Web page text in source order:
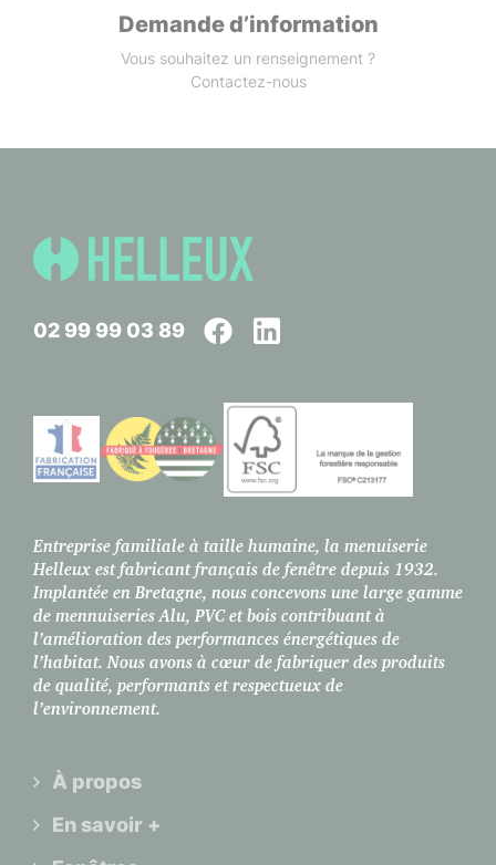
Demande d’information
Vous souhaitez un renseignement ?
Contactez-nous
02 99 99 03 89
Entreprise familiale à taille humaine, la menuiserie
Helleux est fabricant français de fenêtre depuis 1932.
Implantée en Bretagne, nous concevons une large gamme
de mennuiseries Alu, PVC et bois contribuant à
l’amélioration des performances énergétiques de
l’habitat. Nous avons à cœur de fabriquer des produits
de qualité, performants et respectueux de
l’environnement.
À propos
En savoir +